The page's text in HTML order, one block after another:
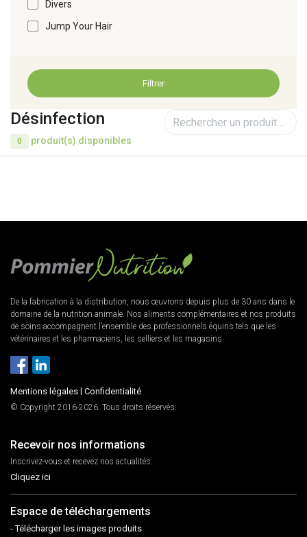
Divers
Jump Your Hair
Filtrer
Désinfection
0 produit(s) disponibles
De la fabrication à la distribution, nous œuvrons depuis plus de 30 ans dans le
domaine de la nutrition animale. Nos aliments complémentaires et nos produits
de soins accompagnent l’ensemble des professionnels équins tels que les
vétérinaires et les pharmaciens, les selliers et les magasins.
Mentions légales Confidentialité
© Copyright 2016-2026. Tous droits réservés.
Recevoir nos informations
Inscrivez-vous et recevez nos actualités.
Cliquez ici
Espace de téléchargements
- Télécharger les images produits